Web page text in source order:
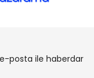
posta ile haberdar